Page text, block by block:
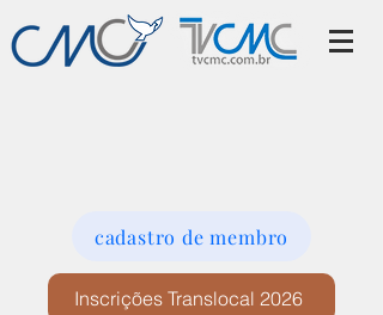
cadastro de membro
Inscrições Translocal 2026